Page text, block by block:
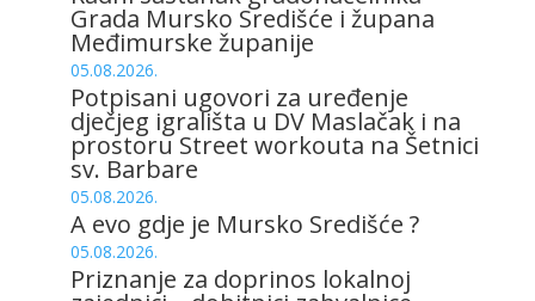
Grada Mursko Središće i župana
Međimurske županije
05.08.2026.
Potpisani ugovori za uređenje
dječjeg igrališta u DV Maslačak i na
prostoru Street workouta na Šetnici
sv. Barbare
05.08.2026.
A evo gdje je Mursko Središće ?
05.08.2026.
Priznanje za doprinos lokalnoj